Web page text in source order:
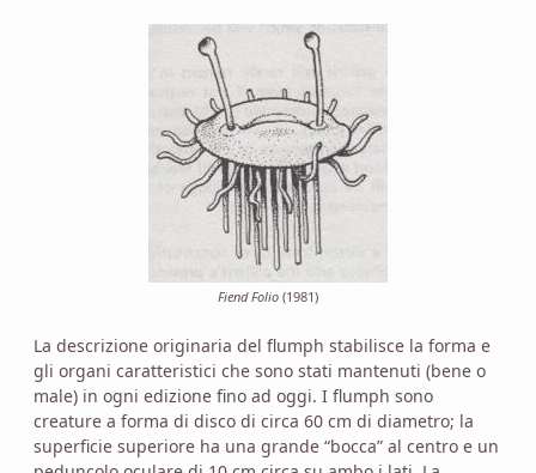
Fiend Folio (1981)
La descrizione originaria del flumph stabilisce la forma e
gli organi caratteristici che sono stati mantenuti (bene o
male) in ogni edizione fino ad oggi. I flumph sono
creature a forma di disco di circa 60 cm di diametro; la
superficie superiore ha una grande “bocca” al centro e un